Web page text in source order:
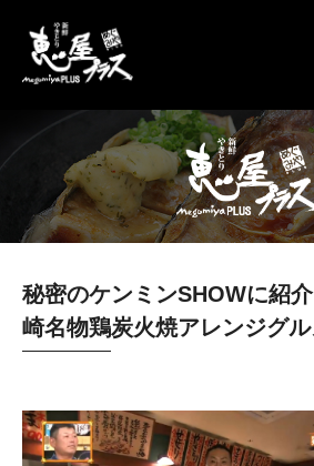
秘密のケンミンSHOWに紹
崎名物鶏炭火焼アレンジグル